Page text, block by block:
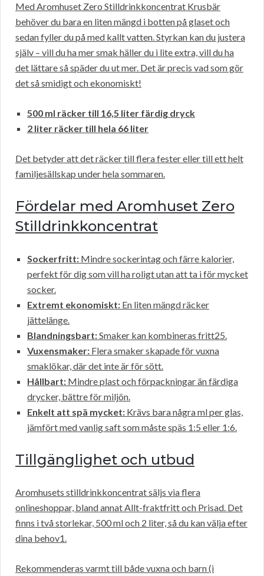
Med Aromhuset Zero Stilldrinkkoncentrat Krusbär
behöver du bara en liten mängd i botten på glaset och
sedan fyller du på med kallt vatten. Styrkan kan du justera
själv – vill du ha mer smak häller du i lite extra, vill du ha
det lättare så späder du ut mer. Det är precis vad som gör
det så smidigt och ekonomiskt!
500 ml räcker till 16,5 liter färdig dryck
2 liter räcker till hela 66 liter
Det betyder att det räcker till flera fester eller till ett helt
familjesällskap under hela sommaren.
Fördelar med Aromhuset Zero
Stilldrinkkoncentrat
Sockerfritt: Mindre sockerintag och färre kalorier,
perfekt för dig som vill ha roligt utan att ta i för mycket
socker.
Extremt ekonomiskt: En liten mängd räcker
jättelänge.
Blandningsbart:Smaker kan kombineras fritt25.
Vuxensmaker: Flera smaker skapade för vuxna
smaklökar, där det inte är för sött.
Hållbart: Mindre plast och förpackningar än färdiga
drycker, bättre för miljön.
Enkelt att spä mycket: Krävs bara några ml per glas,
jämfört med vanlig saft som måste späs 1:5 eller 1:6.
Tillgänglighet och utbud
Aromhusets stilldrinkkoncentrat säljs via flera
onlineshoppar, bland annat Allt-fraktfritt och Prisad. Det
finns i två storlekar, 500 ml och 2 liter, så du kan välja efter
dina behov1.
Rekommenderas varmt till både vuxna och barn (i